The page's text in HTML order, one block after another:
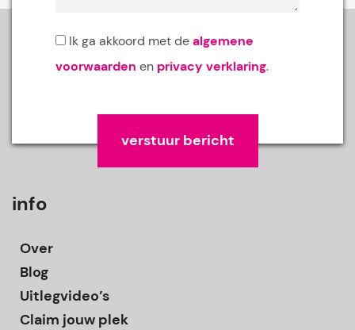
Ik ga akkoord met dealgemene
voorwaarden en privacy verklaring.
info
Over
Blog
Uitlegvideo’s
Claim jouw plek